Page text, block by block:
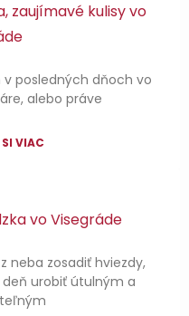
zaujímavé kulisy vo
v posledných dňoch vo
alebo práve
VIAC
vo Visegráde
neba zosadiť hviezdy,
urobiť útulným a